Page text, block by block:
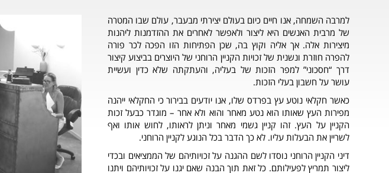
למרבה השמחה, אנו חיים כיום בעולם יצירתי מבעבר, עולם שבו המטרה
של מרבית האנשים היא ליצור ולאפשר לאחרים את ההזדמנות ליהנות
מיצירות אלה. אך אליה וקוץ בה, שכן הפתיחות הזו הפכה לכר פורה
להפרה חוזרת ונשנית של זכויות הקניין הרוחני של היוצרים בביצוע קיצור
דרך “חסכוני” למפר הזכות של בעליה, והעתקתה שלא כדין ועשיית
עושר על חשבון בעלי הזכות.
כאשר חקלאי נוטע עץ בפרדס שלו, אנו יודעים בבירור כי החקלאי ייהנה
מפירות העץ שאותו הוא נטע מאחר והוא ולא אחר – מוגדר כבעל זכות
הקניין על העץ. זהו קניין גשמי מאחר וניתן לראותו, לחוש אותו ואף
לשריין את הבעלות עליו. לא כך הדבר בכל הנוגע לקניין הרוחני.
דיני הקניין הרוחני נוסדו לשם ההגנה על זכויותיהם של הממציאים ובכדי
ליצור תמריץ לפעילותם. כל זאת תוך הבנה שאם יגנו על זכויותיהם ויתנו